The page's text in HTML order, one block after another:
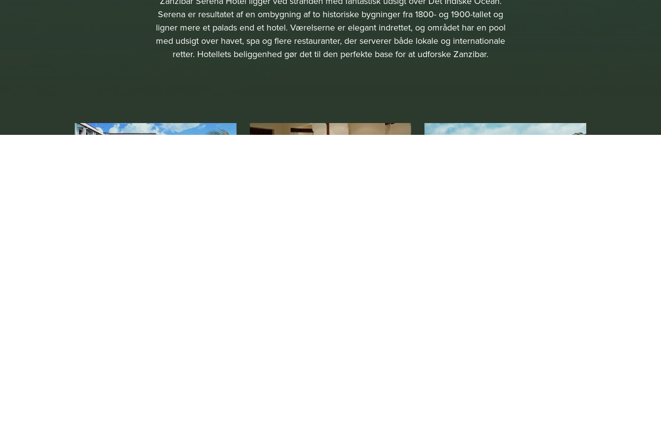
Serena er resultatet af en ombygning af to historiske bygninger fra 1800- og 1900-tallet og
ligner mere et palads end et hotel. Værelserne er elegant indrettet, og området har en pool
med udsigt over havet, spa og flere restauranter, der serverer både lokale og internationale
retter. Hotellets beliggenhed gør det til den perfekte base for at udforske Zanzibar.